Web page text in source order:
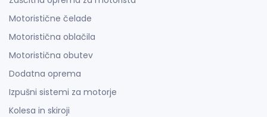
Motoristične čelade
Motoristična oblačila
Motoristična obutev
Dodatna oprema
Izpušni sistemi za motorje
Kolesa in skiroji